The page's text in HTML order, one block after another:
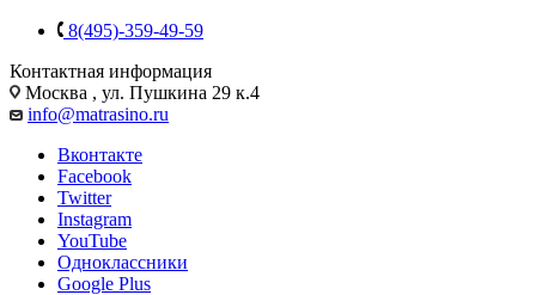
8(495)-359-49-59
Контактная информация
Москва , ул. Пушкина 29 к.4
info@matrasino.ru
Вконтакте
Facebook
Twitter
Instagram
YouTube
Одноклассники
Google Plus